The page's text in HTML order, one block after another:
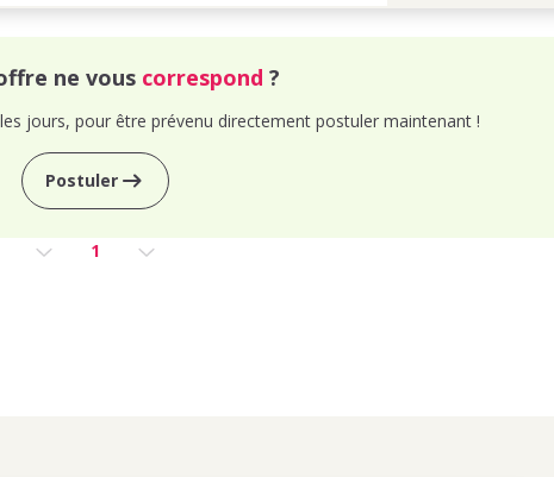
ne vous correspond ?
jours, pour être prévenu directement postuler maintenant !
Postuler
1